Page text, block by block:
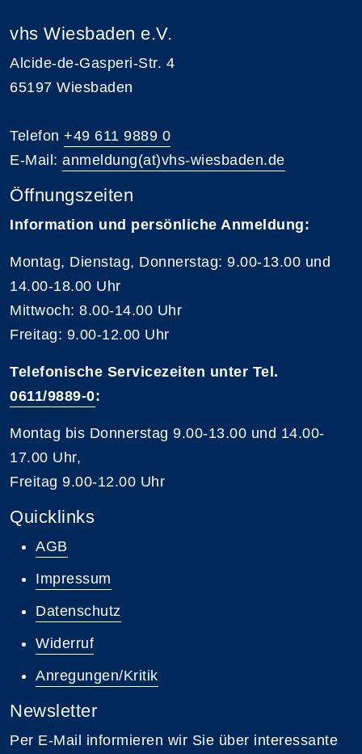
vhs Wiesbaden e.V.
Alcide-de-Gasperi-Str. 4
65197 Wiesbaden
Telefon +49 611 9889 0
E-Mail: anmeldung(at)vhs-wiesbaden.de
Öffnungszeiten
Information und persönliche Anmeldung:
Montag, Dienstag, Donnerstag: 9.00-13.00 und
14.00-18.00 Uhr
Mittwoch: 8.00-14.00 Uhr
Freitag: 9.00-12.00 Uhr
Telefonische Servicezeiten unter Tel.
0611/9889-0:
Montag bis Donnerstag 9.00-13.00 und 14.00-
17.00 Uhr,
Freitag 9.00-12.00 Uhr
Quicklinks
AGB
Impressum
Datenschutz
Widerruf
Anregungen/Kritik
Newsletter
Per E-Mail informieren wir Sie über interessante